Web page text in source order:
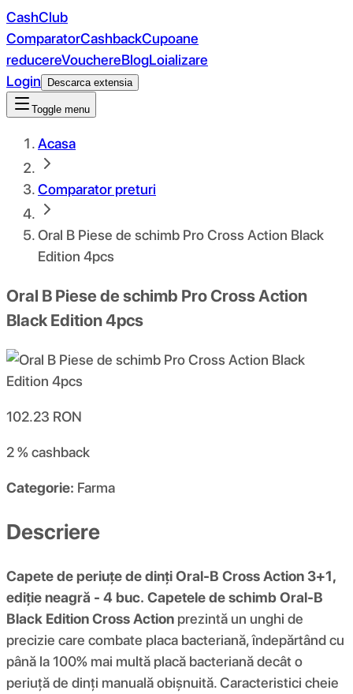
CashClub
ComparatorCashbackCupoane
reducereVouchereBlogLoializare
Login
Descarca extensia
Toggle menu
Acasa
Comparator preturi
Oral B Piese de schimb Pro Cross Action Black
Edition 4pcs
Oral B Piese de schimb Pro Cross Action
Black Edition 4pcs
102.23 RON
2 %cashback
Categorie: Farma
Descriere
Capete de periuțe de dinți Oral-B Cross Action 3+1,
ediție neagră - 4 buc. Capetele de schimb Oral-B
Black Edition Cross Action prezintă un unghi de
precizie care combate placa bacteriană, îndepărtând cu
până la 100% mai multă placă bacteriană decât o
periuță de dinți manuală obișnuită. Caracteristici cheie